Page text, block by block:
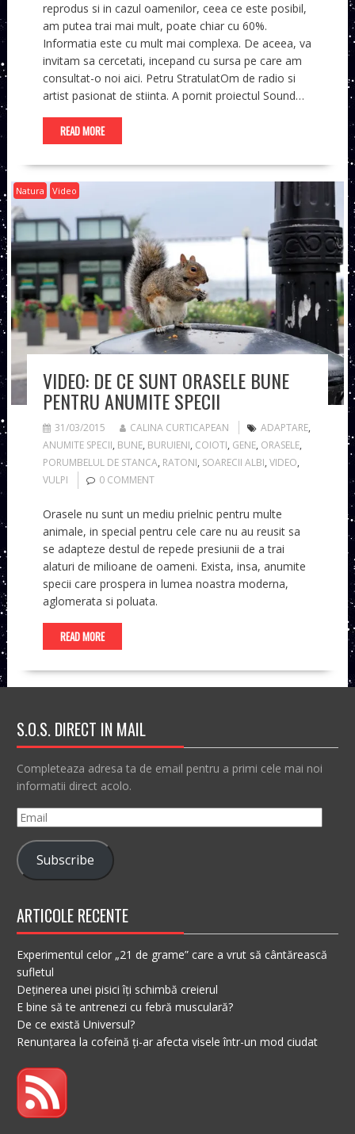
reprodus si in cazul oamenilor, ceea ce este posibil,
am putea trai mai mult, poate chiar cu 60%.
Informatia este cu mult mai complexa. De aceea, va
invitam sa cercetati, incepand cu sursa pe care am
consultat-o noi aici. Petru StratulatOm de radio si
artist pasionat de stiinta. A pornit proiectul Sound…
READ MORE
Natura Video
VIDEO: DE CE SUNT ORASELE BUNE
PENTRU ANUMITE SPECII
31/03/2015 CALINA CURTICAPEAN ADAPTARE,
ANUMITE SPECII, BUNE, BURUIENI, COIOTI, GENE, ORASELE,
PORUMBELUL DE STANCA, RATONI, SOARECII ALBI, VIDEO,
VULPI
0 COMMENT
Orasele nu sunt un mediu prielnic pentru multe
animale, in special pentru cele care nu au reusit sa
se adapteze destul de repede presiunii de a trai
alaturi de milioane de oameni. Exista, insa, anumite
specii care prospera in lumea noastra moderna,
aglomerata si poluata.
READ MORE
S.O.S. DIRECT IN MAIL
Completeaza adresa ta de email pentru a primi cele mai noi
informatii direct acolo.
Email
Subscribe
ARTICOLE RECENTE
Experimentul celor „21 de grame” care a vrut să cântărească
sufletul
Deținerea unei pisici îți schimbă creierul
E bine să te antrenezi cu febră musculară?
De ce există Universul?
Renunțarea la cofeină ți-ar afecta visele într-un mod ciudat